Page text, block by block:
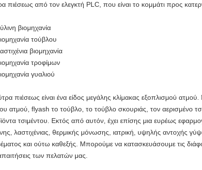
πιέσεως από τον ελεγκτή PLC, που είναι το κομμάτι προς
βιομηχανία
τούβλου
βιομηχανία
τροφίμων
γυαλιού
πιέσεως είναι ένα είδος μεγάλης κλίμακας εξοπλισμού
ατμού, flyash το τούβλο, το τούβλο σκουριάς, τον αερισμένο
τσιμέντου. Εκτός από αυτόν, έχει επίσης μια ευρέως
λαστιχένιας, θερμικής μόνωσης, ιατρική, υψηλής αντοχής
και ούτω καθεξής. Μπορούμε να κατασκευάσουμε τις
των πελατών μας.